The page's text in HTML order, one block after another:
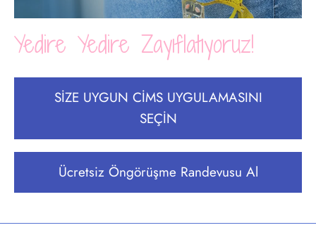
Yedire Yedire Zayıflatıyoruz!
SİZE UYGUN CİMS UYGULAMASINI
SEÇİN
Ücretsiz Öngörüşme Randevusu Al